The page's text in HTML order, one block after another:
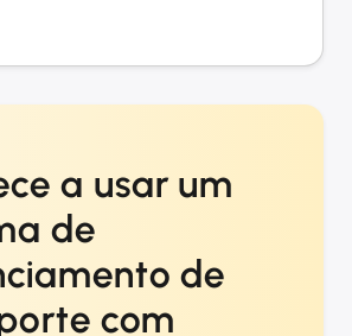
a usar um
de
de
com